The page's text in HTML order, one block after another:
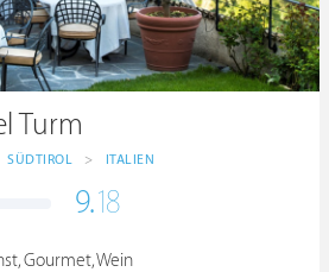
Turm
SÜDTIROL > ITALIEN
9.18
Gourmet, Wein